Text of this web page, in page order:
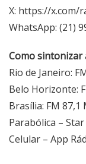
X: https://x.com/
WhatsApp: (21)
Como sintonizar
Rio de Janeiro:
Belo Horizonte:
Brasília: FM 87,1
Parabólica –
Celular – App